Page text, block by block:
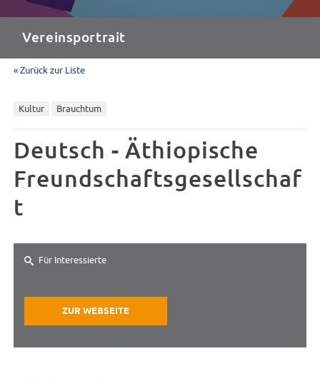
Vereinsportrait
« Zurück zur Liste
Kultur Brauchtum
Deutsch - Äthiopische
Freundschaftsgesellschaf
t
Für Interessierte
ZUR WEBSEITE